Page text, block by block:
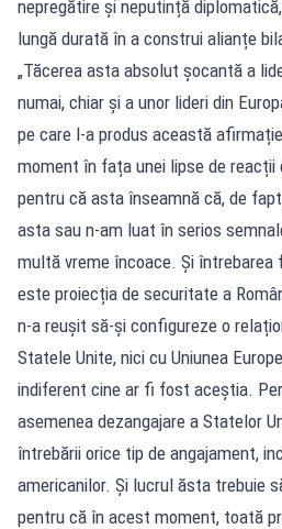
nepregătire și neputință
lungă durată în a construi alianțe
„Tăcerea asta absolut șocantă a
numai, chiar și a unor lideri din
pe care l-a produs această
moment în fața unei lipse de reacții
pentru că asta înseamnă că, de
asta sau n-am luat în serios
multă vreme încoace. Și
este proiecția de securitate a
n-a reușit să-și configureze o
Statele Unite, nici cu Uniunea
indiferent cine ar fi fost aceștia.
asemenea dezangajare a Statelor
întrebării orice tip de angajament,
americanilor. Și lucrul ăsta trebuie
pentru că în acest moment, toată